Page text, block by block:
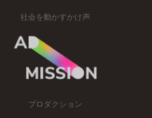
社会を動かすかけ声
プロダクション